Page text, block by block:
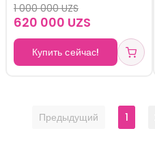
1 000 000 UZS
620 000 UZS
Купить сейчас!
Предыдущий 1